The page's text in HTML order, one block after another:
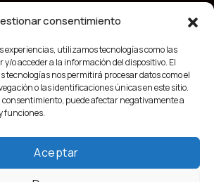
consentimiento
experiencias, utilizamos tecnologías como las
o acceder a la información del dispositivo. El
tecnologías nos permitirá procesar datos como el
o las identificaciones únicas en este sitio.
consentimiento, puede afectar negativamente a
funciones.
Aceptar